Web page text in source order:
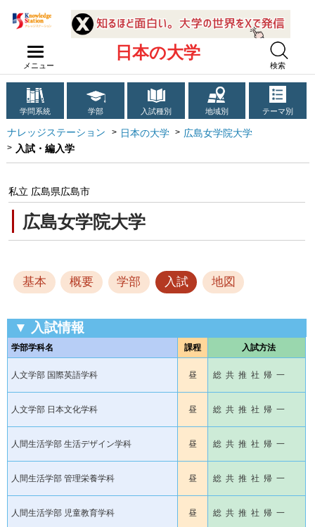
メニュー
日本の大学
検索
学問系統 学部 入試種別 地域別 テーマ別
ナレッジステーション 日本の大学
広島女学院大学
入試・編入学
広島女学院大学
私立 広島県広島市
基本 概要 学部 入試 地図
▼ 入試情報
学部学科名 課程 入試方法
人文学部 国際英語学科 昼 総 共 推 社 帰 一
人文学部 日本文化学科 昼 総 共 推 社 帰 一
人間生活学部 生活デザイン学科 昼 総 共 推 社 帰 一
人間生活学部 管理栄養学科 昼 総 共 推 社 帰 一
人間生活学部 児童教育学科 昼 総 共 推 社 帰 一